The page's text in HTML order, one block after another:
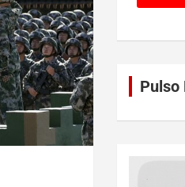
Pulso